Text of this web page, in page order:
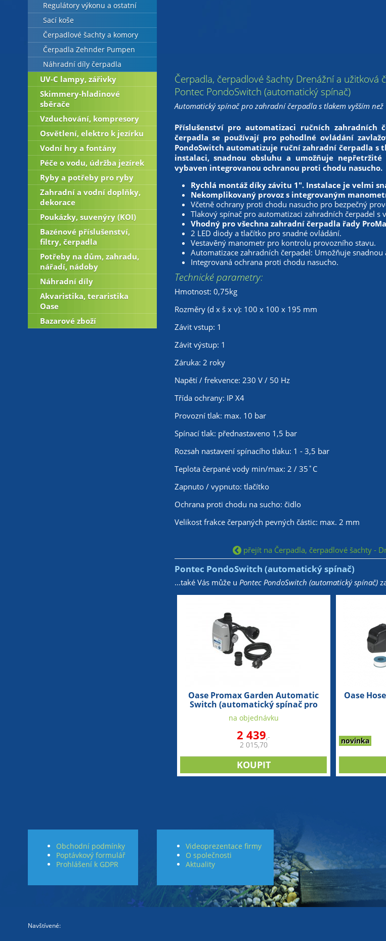
Čerpadla, čerpadlové šachty Drenážní a
Pontec PondoSwitch (automatický spínač)
Automatický spínač pro zahradní čerpadla s tlakem vyšším než
Příslušenství pro automatizaci ručních zahradních
čerpadla se používají pro pohodlné ovládání
PondoSwitch automatizuje ruční zahradní čerpadla s
instalaci, snadnou obsluhu a umožňuje
vybaven integrovanou ochranou proti chodu nasucho.
Rychlá montáž díky závitu 1". Instalace je velmi
Nekomplikovaný provoz s integrovaným
Včetně ochrany proti chodu nasucho pro bezpečný
Tlakový spínač pro automatizaci zahradních čerpadel s
Vhodný pro všechna zahradní čerpadla řady
2 LED diody a tlačítko pro snadné ovládání.
Vestavěný manometr pro kontrolu provozního stavu.
Automatizace zahradních čerpadel: Umožňuje
Integrovaná ochrana proti chodu nasucho.
Technické parametry:
Hmotnost: 0,75kg
Rozměry (d x š x v): 100 x 100 x 195 mm
Závit vstup: 1
Závit výstup: 1
Záruka: 2 roky
Napětí / frekvence: 230 V / 50 Hz
Třída ochrany: IP X4
Provozní tlak: max. 10 bar
Spínací tlak: přednastaveno 1,5 bar
Rozsah nastavení spínacího tlaku: 1 - 3,5 bar
Teplota čerpané vody min/max: 2 / 35˚C
Zapnuto / vypnuto: tlačítko
Ochrana proti chodu na sucho: čidlo
Velikost frakce čerpaných pevných částic: max. 2 mm
přejít na Čerpadla, čerpadlové šachty -
Pontec PondoSwitch (automatický spínač)
...také Vás může u Pontec PondoSwitch (automatický spínač)
Oase Promax Garden Automatic
Switch (automatický spínač pro
čerpadla)
na objednávku
2 439,-
2 015,70
Oase
novinka
Regulátory výkonu a ostatní
Sací koše
Čerpadlové šachty a komory
Čerpadla Zehnder Pumpen
Náhradní díly čerpadla
UV-C lampy, zářivky
Skimmery-hladinové
sběrače
Vzduchování, kompresory
Osvětlení, elektro k jezírku
Vodní hry a fontány
Péče o vodu, údržba jezírek
Ryby a potřeby pro ryby
Zahradní a vodní doplňky,
dekorace
Poukázky, suvenýry (KOI)
Bazénové příslušenství,
filtry, čerpadla
Potřeby na dům, zahradu,
nářadí, nádoby
Náhradní díly
Akvaristika, teraristika
Oase
Bazarové zboží
Obchodní podmínky
Poptávkový formulář
Prohlášení k GDPR
Videoprezentace firmy
O společnosti
Aktuality
Navštívené: